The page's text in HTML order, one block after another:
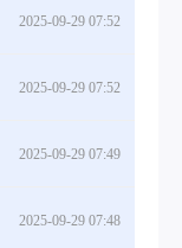
2025-09-29 07:52
2025-09-29 07:52
2025-09-29 07:49
2025-09-29 07:48